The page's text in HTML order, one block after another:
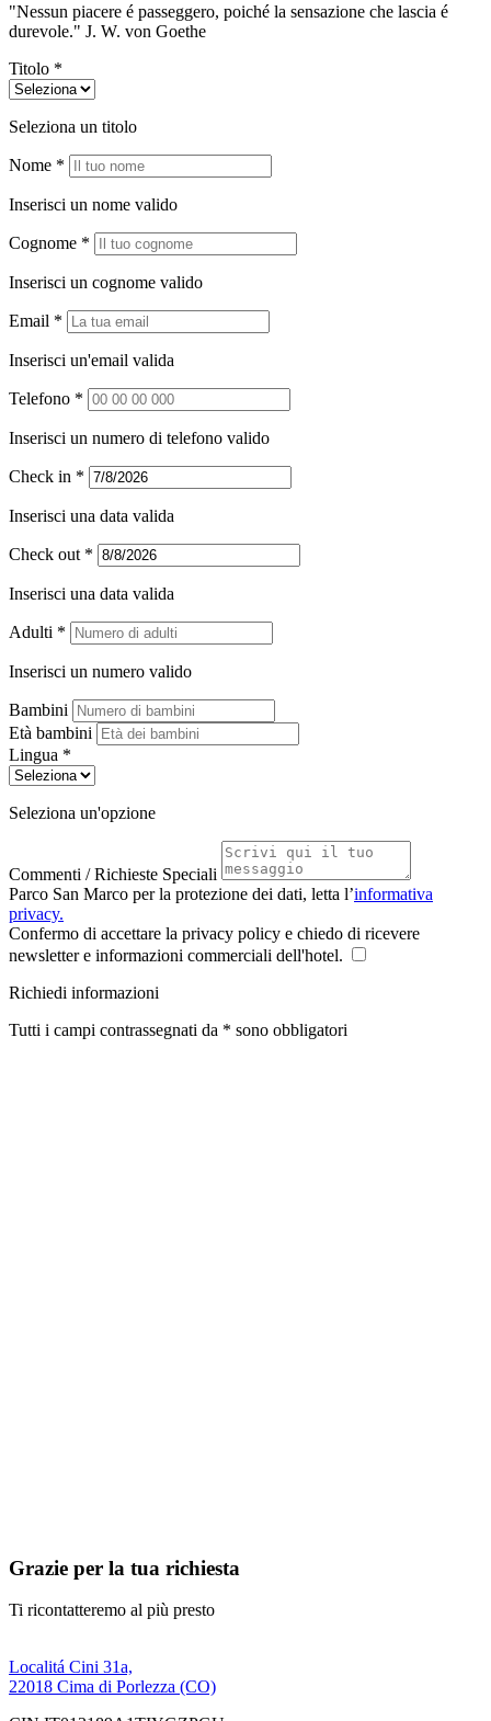
"Nessun piacere é passeggero, poiché la sensazione che lascia é
durevole." J. W. von Goethe
Titolo *
Seleziona un titolo
Nome *
Inserisci un nome valido
Cognome *
Inserisci un cognome valido
Email *
Inserisci un'email valida
Telefono *
Inserisci un numero di telefono valido
Check in *
Inserisci una data valida
Check out *
Inserisci una data valida
Adulti *
Inserisci un numero valido
Bambini
Età bambini
Lingua *
Seleziona un'opzione
Commenti / Richieste Speciali
Parco San Marco per la protezione dei dati, letta l’informativa
privacy.
Confermo di accettare la privacy policy e chiedo di ricevere
newsletter e informazioni commerciali dell'hotel.
Richiedi informazioni
Tutti i campi contrassegnati da * sono obbligatori
Grazie per la tua richiesta
Ti ricontatteremo al più presto
Localitá Cini 31a,
22018 Cima di Porlezza (CO)